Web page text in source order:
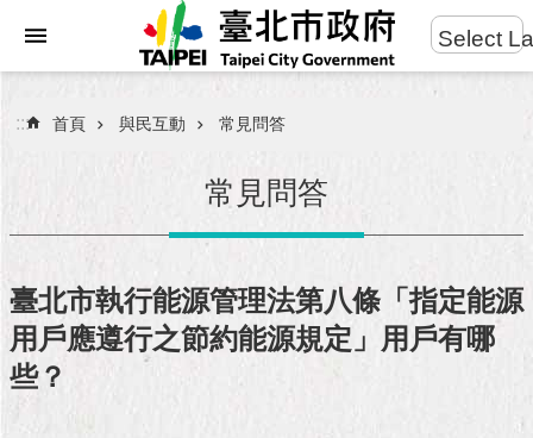
進
搜
民
服
務
市
Select
::: 首頁 與民互動 常見問答
常見問答
臺北市執行能源管理法第八條「指定能源
用戶應遵行之節約能源規定」用戶有哪
些？